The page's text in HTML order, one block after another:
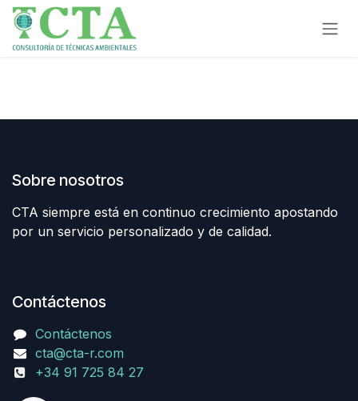
Ir al contenido
Sobre nosotros
CTA siempre está en continuo crecimiento apostando
por un servicio personalizado y de calidad.
Contáctenos
Contáctenos
cta@cta-r.com
+34 91 725 84 27